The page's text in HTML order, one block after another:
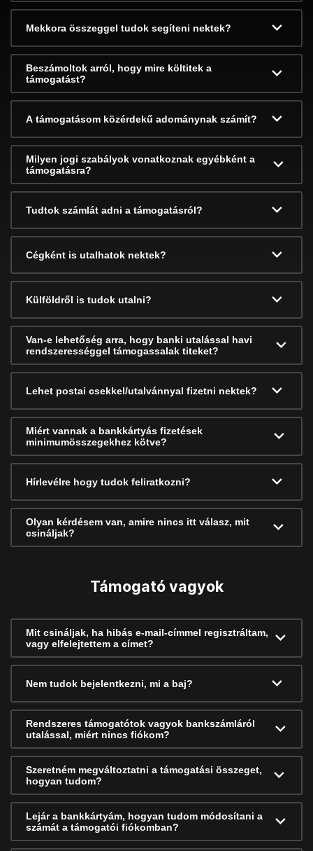
Mekkora összeggel tudok segíteni nektek?
Beszámoltok arról, hogy mire költitek a
támogatást?
A támogatásom közérdekű adománynak számít?
Milyen jogi szabályok vonatkoznak egyébként a
támogatásra?
Tudtok számlát adni a támogatásról?
Cégként is utalhatok nektek?
Külföldről is tudok utalni?
Van-e lehetőség arra, hogy banki utalással havi
rendszerességgel támogassalak titeket?
Lehet postai csekkel/utalvánnyal fizetni nektek?
Miért vannak a bankkártyás fizetések
minimumösszegekhez kötve?
Hírlevélre hogy tudok feliratkozni?
Olyan kérdésem van, amire nincs itt válasz, mit
csináljak?
Támogató vagyok
Mit csináljak, ha hibás e-mail-címmel regisztráltam,
vagy elfelejtettem a címet?
Nem tudok bejelentkezni, mi a baj?
Rendszeres támogatótok vagyok bankszámláról
utalással, miért nincs fiókom?
Szeretném megváltoztatni a támogatási összeget,
hogyan tudom?
Lejár a bankkártyám, hogyan tudom módosítani a
számát a támogatói fiókomban?